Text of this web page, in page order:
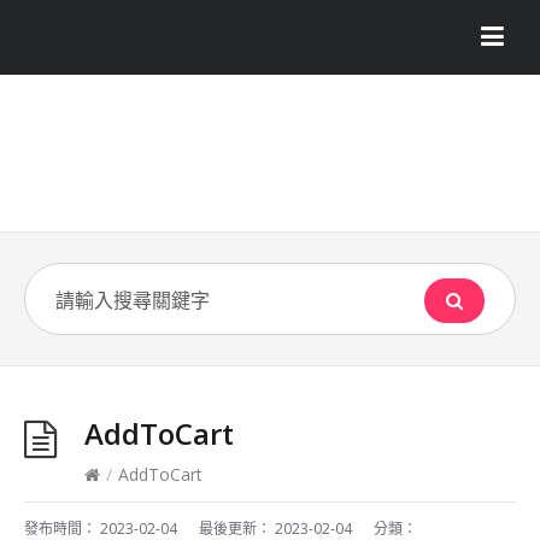
AddToCart
/ AddToCart
發布時間： 2023-02-04 最後更新： 2023-02-04 分類：